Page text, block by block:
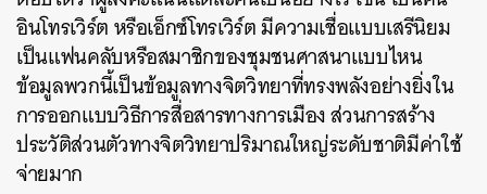
อินโทรเวิร์ต หรือเอ็กซ์โทรเวิร์ต มีความเชื่อแบบเสรีนิยม
เป็นแฟนคลับหรือสมาชิกของชุมชนศาสนาแบบไหน
ข้อมูลพวกนี้เป็นข้อมูลทางจิตวิทยาที่ทรงพลังอย่างยิ่งใน
การออกแบบวิธีการสื่อสารทางการเมือง ส่วนการสร้าง
ประวัติส่วนตัวทางจิตวิทยาปริมาณใหญ่ระดับชาติมีค่าใช้
จ่ายมาก
ค้นหา
SHARE TWEET LINE EMAIL